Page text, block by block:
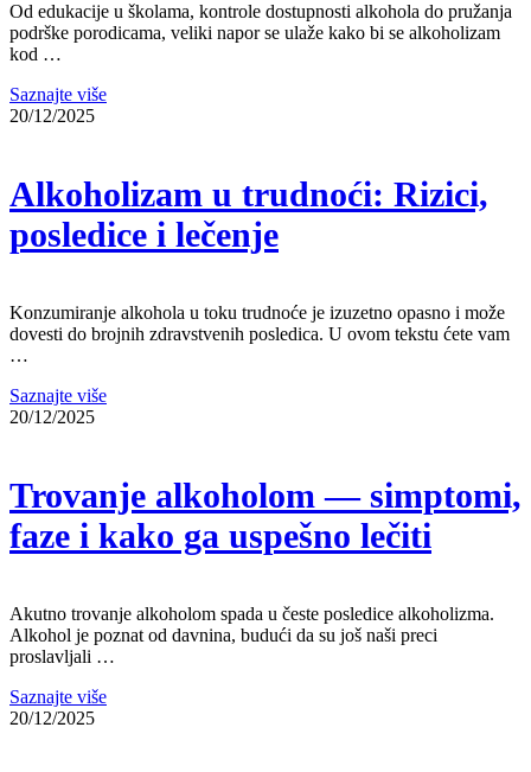
Od edukacije u školama, kontrole dostupnosti alkohola do pružanja
podrške porodicama, veliki napor se ulaže kako bi se alkoholizam
kod …
Saznajte više
20/12/2025
Alkoholizam u trudnoći: Rizici,
posledice i lečenje
Konzumiranje alkohola u toku trudnoće je izuzetno opasno i može
dovesti do brojnih zdravstvenih posledica. U ovom tekstu ćete vam
…
Saznajte više
20/12/2025
Trovanje alkoholom — simptomi,
faze i kako ga uspešno lečiti
Akutno trovanje alkoholom spada u česte posledice alkoholizma.
Alkohol je poznat od davnina, budući da su još naši preci
proslavljali …
Saznajte više
20/12/2025